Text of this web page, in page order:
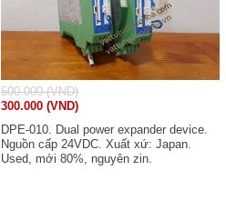
500.000 (VND)
300.000 (VND)
DPE-010. Dual power expander device.
Nguồn cấp 24VDC. Xuất xứ: Japan.
Used, mới 80%, nguyên zin.